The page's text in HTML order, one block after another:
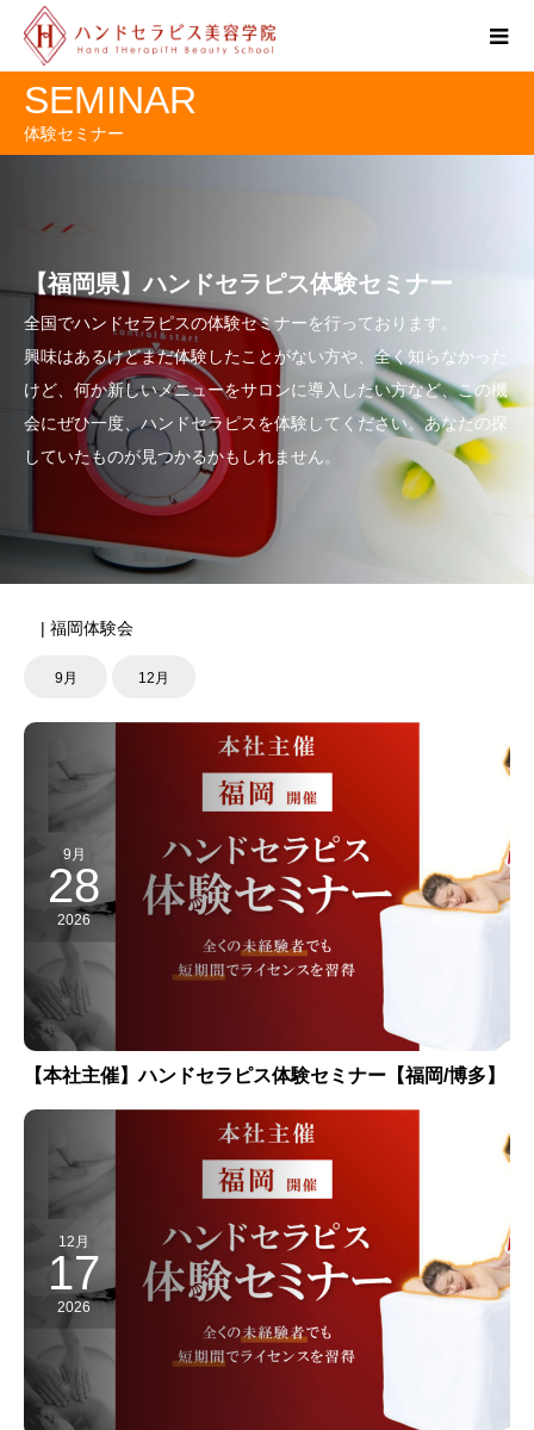
SEMINAR
体験セミナー
【福岡県】ハンドセラピス体験セミナー
全国でハンドセラピスの体験セミナーを行っております。
興味はあるけどまだ体験したことがない方や、全く知らなかった
けど、何か新しいメニューをサロンに導入したい方など、この機
会にぜひ一度、ハンドセラピスを体験してください。あなたの探
していたものが見つかるかもしれません。
| 福岡体験会
9月 12月
9月
28
2026
【本社主催】ハンドセラピス体験セミナー【福岡/博多】
12月
17
2026